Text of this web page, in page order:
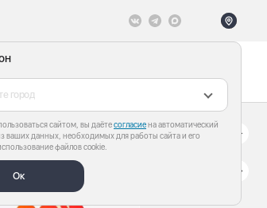
город
сайтом, вы даётесогласиена автоматический
ваших данных, необходимых для работы сайта и его
файлов cookie.
Ок